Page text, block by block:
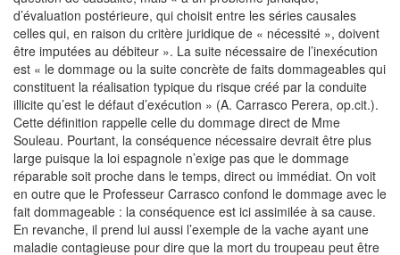
d’évaluation postérieure, qui choisit entre les séries causales
celles qui, en raison du critère juridique de « nécessité », doivent
être imputées au débiteur ». La suite nécessaire de l’inexécution
est « le dommage ou la suite concrète de faits dommageables qui
constituent la réalisation typique du risque créé par la conduite
illicite qu’est le défaut d’exécution » (A. Carrasco Perera, op.cit.).
Cette définition rappelle celle du dommage direct de Mme
Souleau. Pourtant, la conséquence nécessaire devrait être plus
large puisque la loi espagnole n’exige pas que le dommage
réparable soit proche dans le temps, direct ou immédiat. On voit
en outre que le Professeur Carrasco confond le dommage avec le
fait dommageable : la conséquence est ici assimilée à sa cause.
En revanche, il prend lui aussi l’exemple de la vache ayant une
maladie contagieuse pour dire que la mort du troupeau peut être